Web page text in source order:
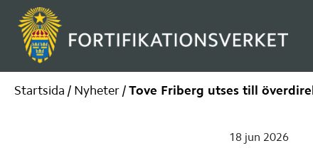
Startsida / Nyheter/Tove Friberg utses till
18 jun 2026